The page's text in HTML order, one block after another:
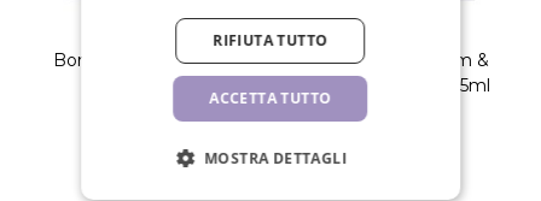
Borsa per cosmetici per
estetiste
59,00 €
RefectoCil Lash Perm &
Neutralizer 3,5ml + 3,5ml
19,80 €
ACCETTA TUTTO
RIFIUTA TUTTO
MOSTRA DETTAGLI